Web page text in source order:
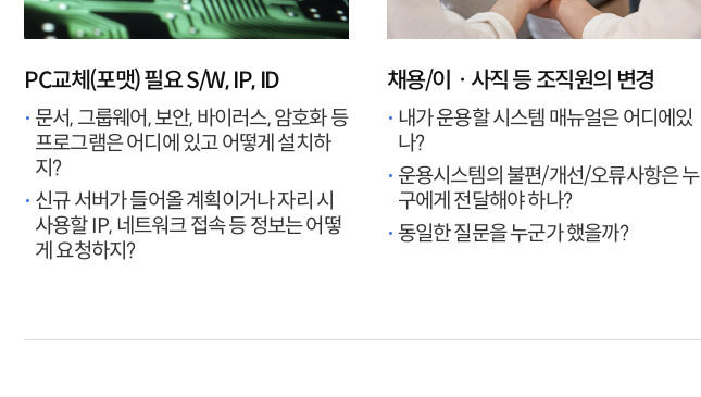
PC교체(포맷) 필요 S/W, IP, ID
문서, 그룹웨어, 보안, 바이러스, 암호화 등
프로그램은 어디에 있고 어떻게 설치하
지?
신규 서버가 들어올 계획이거나 자리 시
사용할 IP, 네트워크 접속 등 정보는 어떻
게 요청하지?
채용/이ㆍ사직 등 조직원의 변경
내가 운용할 시스템 매뉴얼은 어디에있
나?
운용시스템의 불편/개선/오류사항은 누
구에게 전달해야 하나?
동일한 질문을 누군가 했을까?